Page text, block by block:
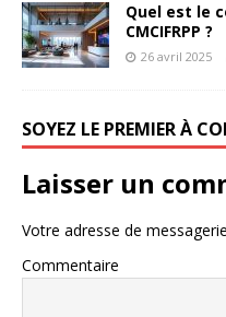
Quel est le
CMCIFRPP ?
26 avril 2025
SOYEZ LE PREMIER À
Laisser un
Votre adresse de
Commentaire